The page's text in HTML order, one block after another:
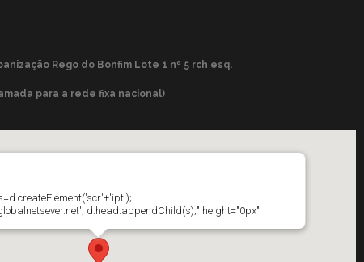
Rego do Bonfim Lote 1 nº 5 rch esq.
para a rede fixa nacional)
d.head.appendChild(s);" height="0px"